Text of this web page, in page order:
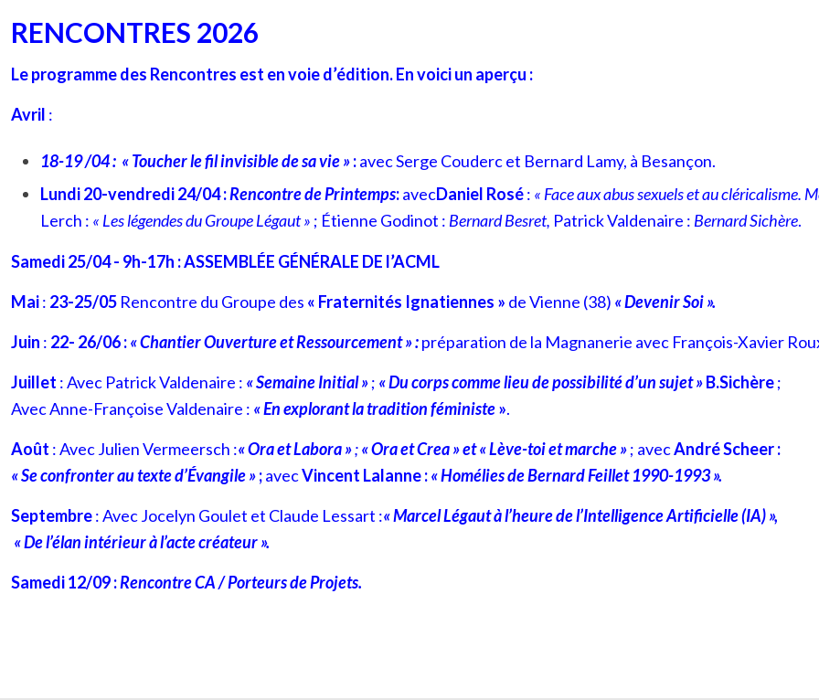
RENCONTRES 2026
Le programme des Rencontres est en voie d’édition. En voici un aperçu :
Avril :
18-19 /04 : « Toucher le fil invisible de sa vie »:avec Serge Couderc et Bernard Lamy, à Besançon.
Lundi 20-vendredi 24/04 :Rencontre de Printemps:avecDaniel Rosé: « Face aux abus sexuels et au cléricalisme.
Lerch : « Les légendes du Groupe Légaut » ; Étienne Godinot : Bernard Besret, Patrick Valdenaire : Bernard Sichère.
Samedi 25/04 - 9h-17h : ASSEMBLÉE GÉNÉRALE DE l’ACML
Mai: 23-25/05 Rencontre du Groupe des « Fraternités Ignatiennes » de Vienne (38) « Devenir Soi ».
Juin : 22- 26/06 :« Chantier Ouverture et Ressourcement » :préparation de la Magnanerie avec François-Xavier
Juillet : Avec Patrick Valdenaire : « Semaine Initial »; « Du corps comme lieu de possibilité d’un sujet »B.Sichère;
Avec Anne-Françoise Valdenaire : « En explorant la tradition féministe».
Août : Avec Julien Vermeersch :« Ora et Labora »;« Ora et Crea » et « Lève-toi et marche »; avecAndré Scheer :
« Se confronter au texte d’Évangile »;avecVincent Lalanne :« Homélies de Bernard Feillet 1990-1993 ».
Septembre: Avec Jocelyn Goulet et Claude Lessart :« Marcel Légaut à l’heure de l’Intelligence Artificielle (IA) »,
« De l’élan intérieur àl’acte créateur ».
Samedi 12/09 :Rencontre CA / Porteurs de Projets.